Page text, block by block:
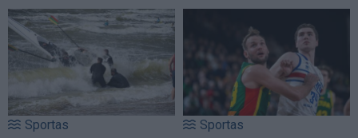
Sportas Sportas